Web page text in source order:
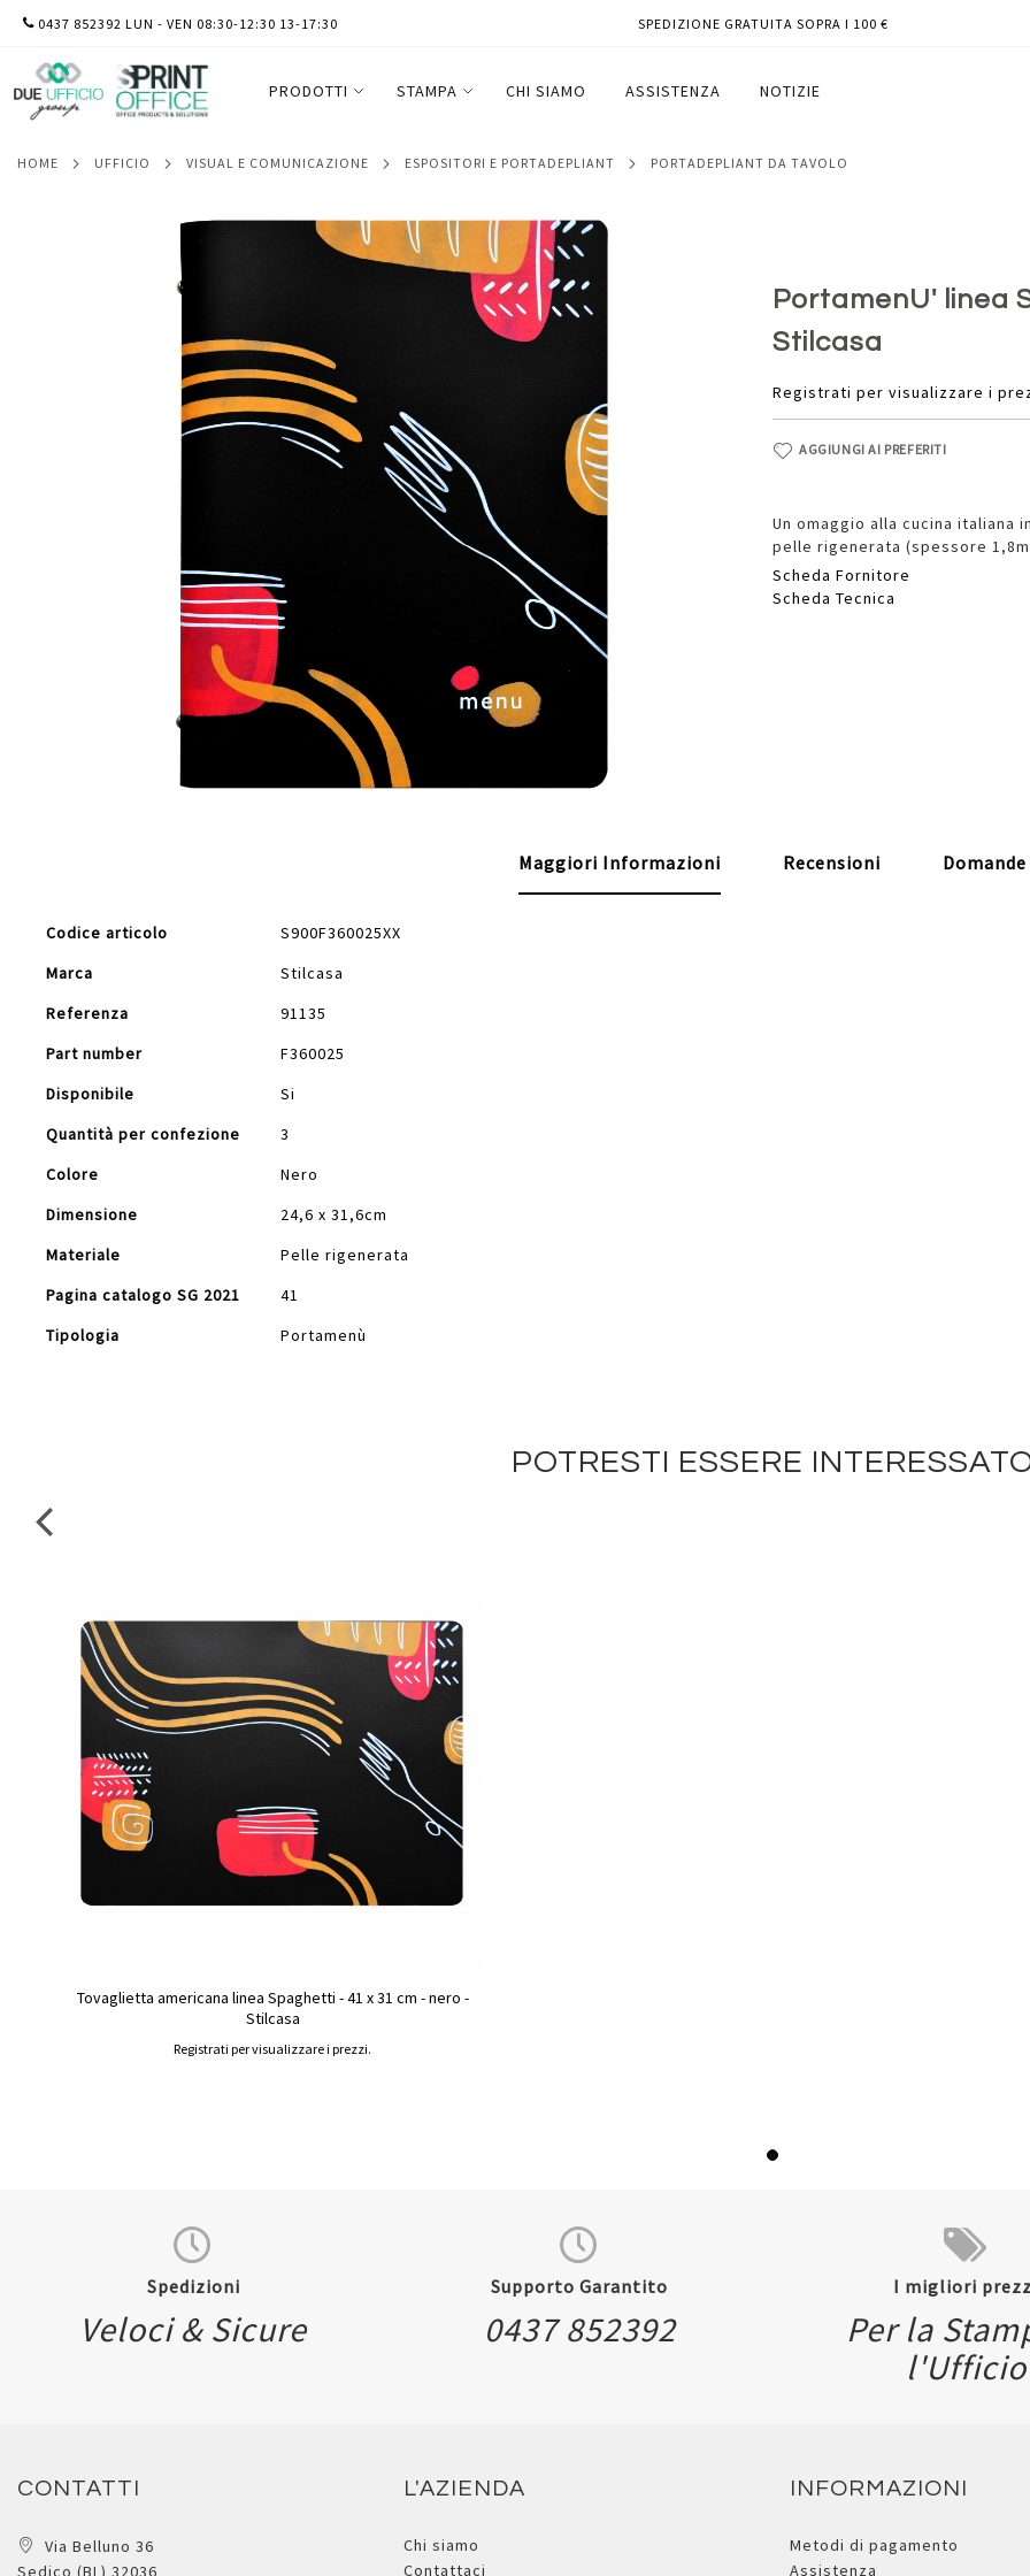
SALTA
CONTENUTO
0437 852392 LUN - VEN 08:30-12:30 13-17:30 SPEDIZIONE GRATUITA SOPRA I 100 €
PRODOTTI STAMPA CHI SIAMO ASSISTENZA NOTIZIE
HOME UFFICIO VISUAL E COMUNICAZIONE ESPOSITORI E PORTADEPLIANT PORTADEPLIANT DA TAVOLO
PortamenU' linea
Stilcasa
Registrati per visualizzare i
AGGIUNGI AI PREFERITI
Un omaggio alla cucina italiana
pelle rigenerata (spessore
Scheda Fornitore
Scheda Tecnica
immagini
Maggiori Informazioni
Maggiori
Codice articolo
S900F360025XX
Marca
Stilcasa
Referenza
91135
Part number
F360025
Disponibile
Si
Quantità per confezione
3
Colore
Nero
Dimensione
24,6 x 31,6cm
Materiale
Pelle rigenerata
Pagina catalogo SG 2021
41
Tipologia
Portamenù
Recensioni Domande
POTRESTI ESSERE
Tovaglietta americana linea Spaghetti - 41 x 31 cm - nero -
Stilcasa
Registrati per visualizzare i prezzi.
Spedizioni
Veloci & Sicure
Supporto Garantito
0437 852392
I migliori
Per la
l'Ufficio
CONTATTI
Via Belluno 36
Sedico (BL) 32036
L'AZIENDA
Chi siamo
Contattaci
INFORMAZIONI
Metodi di pagamento
Assistenza